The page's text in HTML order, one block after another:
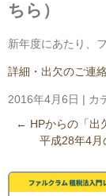
ちら）
新年度にあたり、
詳細・出欠のご連
2016年4月6日 | カ
← HPからの「出
平成28年4月